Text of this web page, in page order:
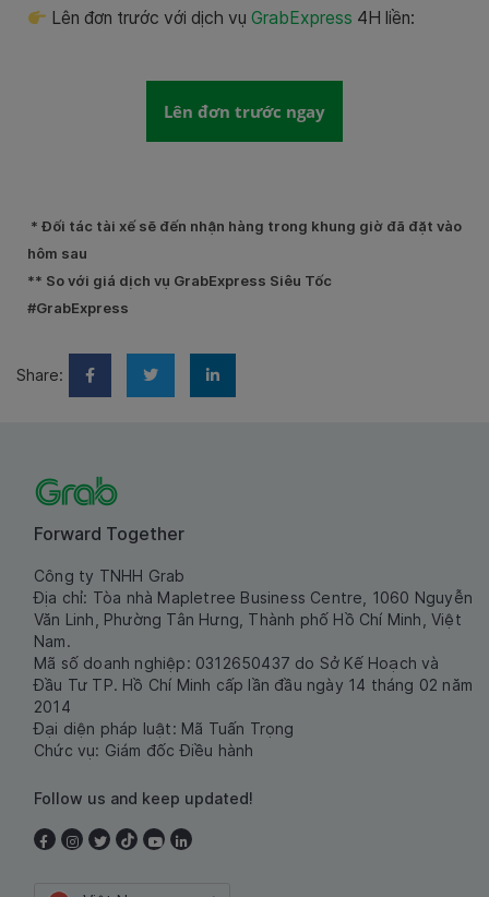
Lên đơn trước với dịch vụ GrabExpress 4H liền:
Lên đơn trước ngay
️ * Đối tác tài xế sẽ đến nhận hàng trong khung giờ đã đặt vào
hôm sau
** So với giá dịch vụ GrabExpress Siêu Tốc
#GrabExpress
Share:
Forward Together
Công ty TNHH Grab
Địa chỉ: Tòa nhà Mapletree Business Centre, 1060 Nguyễn
Văn Linh, Phường Tân Hưng, Thành phố Hồ Chí Minh, Việt
Nam.
Mã số doanh nghiệp: 0312650437 do Sở Kế Hoạch và
Đầu Tư TP. Hồ Chí Minh cấp lần đầu ngày 14 tháng 02 năm
2014
Đại diện pháp luật: Mã Tuấn Trọng
Chức vụ: Giám đốc Điều hành
Follow us and keep updated!